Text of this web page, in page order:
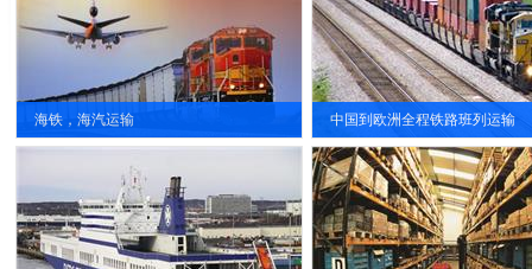
海铁，海汽运输
省25天左右的运输时间。同时,运费仅仅
约为空运运输的20%,很大程度上降低了
中国到欧洲全程铁路班列运输
罗斯，蒙古，伊朗等地铁路车
箱物流服务。
配套的物流仓储基地使运晟物流一站式
服务体系进一步成熟和完善
空运可以以最快的速度将您的
的送到目的地。